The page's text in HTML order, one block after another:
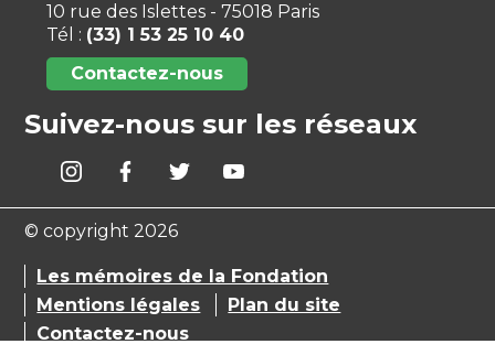
10 rue des Islettes - 75018 Paris
Tél : (33) 1 53 25 10 40
Contactez-nous
Suivez-nous sur les réseaux
© copyright 2026
Les mémoires de la Fondation
Mentions légales
Plan du site
Contactez-nous